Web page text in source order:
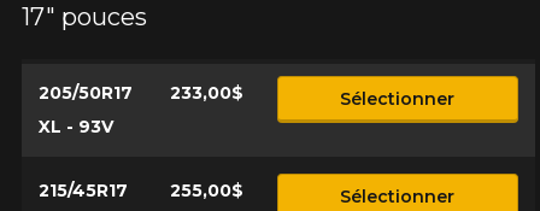
17" pouces
205/50R17
XL - 93V
233,00$ Sélectionner
215/45R17
255,00$ Sélectionner